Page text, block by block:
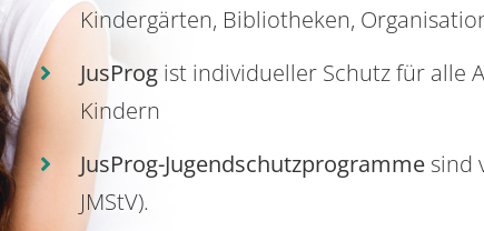
Kindergärten, Bibliotheken,
JusProgist individueller Schutz für alle
Kindern
JusProg-Jugendschutzprogrammesind
JMStV).